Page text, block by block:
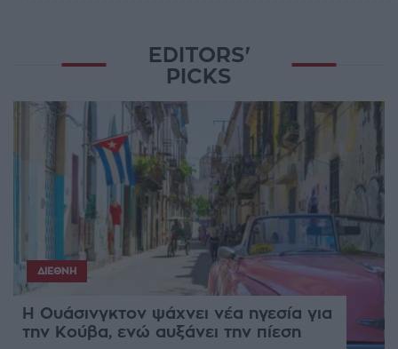
EDITORS'
PICKS
ΔΙΕΘΝΉ
Η Ουάσινγκτον ψάχνει νέα ηγεσία για
την Κούβα, ενώ αυξάνει την πίεση